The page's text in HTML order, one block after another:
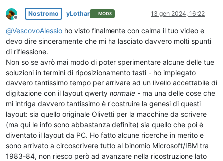
Non in linea
Nostromo yLothar MODS 13 gen 2024, 16:22
@VescovoAlessio ho visto finalmente con calma il tuo video e
devo dire sinceramente che mi ha lasciato davvero molti spunti
di riflessione.
Non so se avrò mai modo di poter sperimentare alcune delle tue
soluzioni in termini di riposizionamento tasti - ho impiegato
davvero tantissimo tempo per arrivare ad un livello accettabile di
digitazione con il layout qwerty normale - ma una delle cose che
mi intriga davvero tantissimo è ricostruire la genesi di questi
layout: sia quello originale Olivetti per la macchine da scrivere
(ma qui le info sono abbastanza definite) sia quello che poi è
diventato il layout da PC. Ho fatto alcune ricerche in merito e
sono arrivato a circoscrivere tutto al binomio Microsoft/IBM tra
1983-84, non riesco però ad avanzare nella ricostruzione lato